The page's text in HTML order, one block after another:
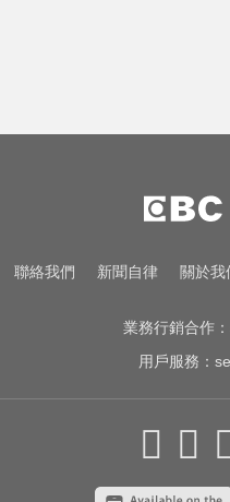
台將單季最多
千金股跌落神
析師：只是剛
「白海豚」逼
聯絡我們 新聞自律 關於我
業務行銷合作：
用戶服務：